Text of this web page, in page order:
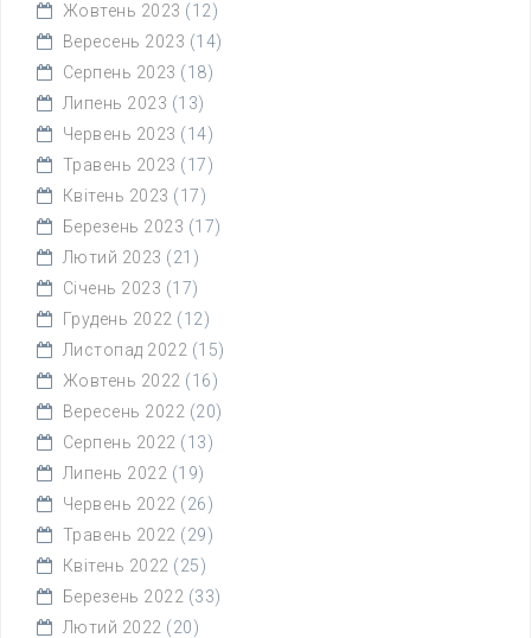
Жовтень 2023 (12)
Вересень 2023 (14)
Серпень 2023 (18)
Липень 2023 (13)
Червень 2023 (14)
Травень 2023 (17)
Квітень 2023 (17)
Березень 2023 (17)
Лютий 2023 (21)
Січень 2023 (17)
Грудень 2022 (12)
Листопад 2022 (15)
Жовтень 2022 (16)
Вересень 2022 (20)
Серпень 2022 (13)
Липень 2022 (19)
Червень 2022 (26)
Травень 2022 (29)
Квітень 2022 (25)
Березень 2022 (33)
Лютий 2022 (20)